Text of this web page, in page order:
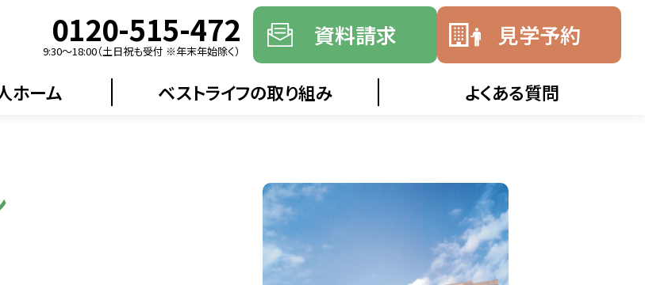
0120-515-472
9:30〜18:00（土日祝も受付 ※年末年始除く）
資料請求 見学予約
ホーム ベストライフの取り組み よくある質問